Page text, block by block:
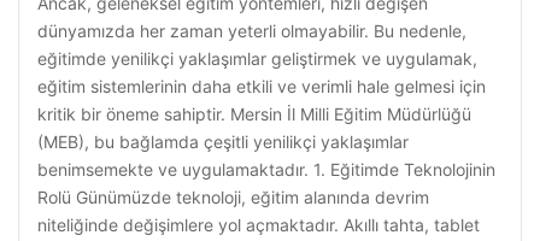
dünyamızda her zaman yeterli olmayabilir. Bu nedenle,
eğitimde yenilikçi yaklaşımlar geliştirmek ve uygulamak,
eğitim sistemlerinin daha etkili ve verimli hale gelmesi için
kritik bir öneme sahiptir. Mersin İl Milli Eğitim Müdürlüğü
(MEB), bu bağlamda çeşitli yenilikçi yaklaşımlar
benimsemekte ve uygulamaktadır. 1. Eğitimde Teknolojinin
Rolü Günümüzde teknoloji, eğitim alanında devrim
niteliğinde değişimlere yol açmaktadır. Akıllı tahta, tablet